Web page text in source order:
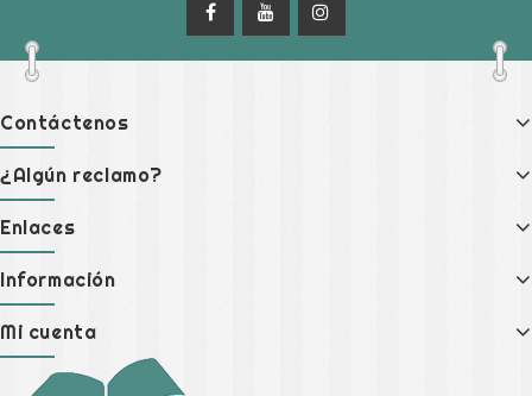
Contáctenos
¿Algún reclamo?
Enlaces
Información
Mi cuenta